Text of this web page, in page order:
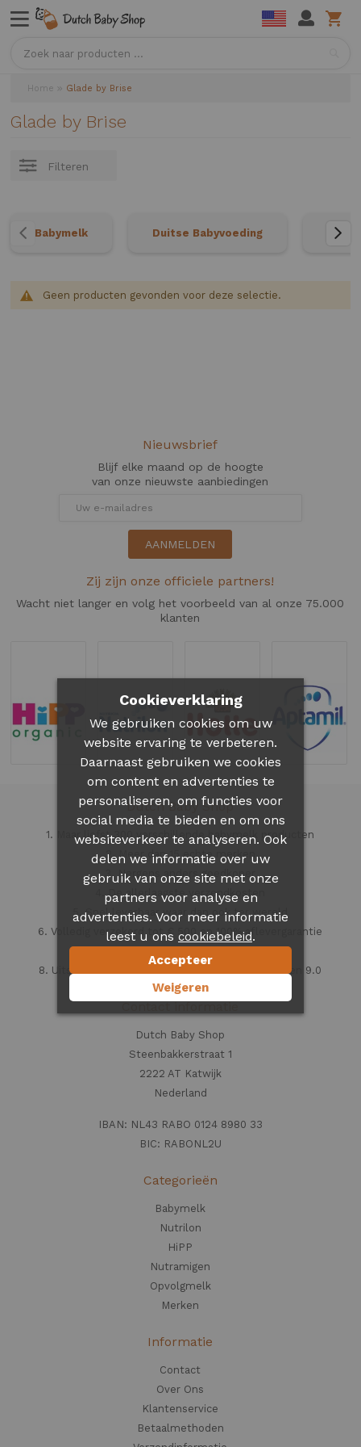
Home Glade by Brise
Glade by Brise
Filteren
Babymelk Duitse Babyvoeding
Geen producten gevonden voor deze selectie.
Nieuwsbrief
Blijf elke maand op de hoogte
van onze nieuwste aanbiedingen
AANMELDEN
Zij zijn onze officiele partners!
Wacht niet langer en volg het voorbeeld van al onze 75.000
klanten
Dutch Baby Shop
1. Maar liefst 300 verschillende babymelk producten
2. Meer dan 15 echte merken
3. Nergens anders goedkoper
4. De allerlaagste verzendkosten
5. Snel leverbaar waar dan ook ter wereld
6. Volledig verzekerd tot € 500 en 100% aflevergarantie
7. Veilig en vertrouwd
8. Uitstekende klantenservice beoordeeld met een 9.0
Contact informatie
Dutch Baby Shop
Steenbakkerstraat 1
2222 AT Katwijk
Nederland
IBAN: NL43 RABO 0124 8980 33
BIC: RABONL2U
Categorieën
Babymelk
Nutrilon
HiPP
Nutramigen
Opvolgmelk
Merken
Informatie
Contact
Over Ons
Klantenservice
Betaalmethoden
Cookieverklaring
We gebruiken cookies om uw
website ervaring te verbeteren.
Daarnaast gebruiken we cookies
om content en advertenties te
personaliseren, om functies voor
social media te bieden en om ons
websiteverkeer te analyseren. Ook
delen we informatie over uw
gebruik van onze site met onze
partners voor analyse en
advertenties. Voor meer informatie
leest u ons cookiebeleid.
Accepteer
Weigeren